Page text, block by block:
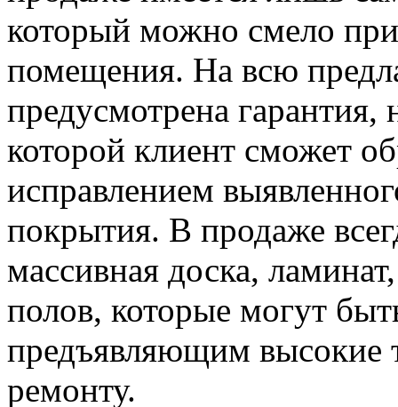
который можно смело
помещения. На всю
предусмотрена гарантия,
которой клиент сможет
исправлением
покрытия. В продаже
массивная доска,
полов, которые могут
предъявляющим высокие
ремонту.